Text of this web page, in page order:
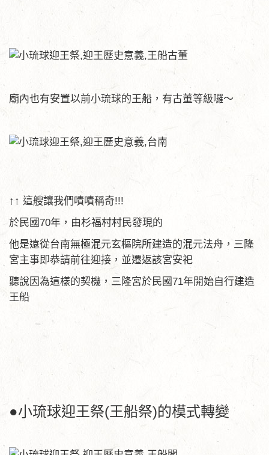
廟內也有安置以前小琉球的王船，有古董等級囉～
↑↑ 這艘讓我們嘖嘖稱奇!!!
於民國70年，由杉福村村民發現的
他是遠從台南無極混元玄樞院所建造的混元法舟，三隆
宮主事即恭請前往迎接，並遷返該宮安祀
聽說因為這樣的契機，三隆宮於民國71年開始自行建造
王船
●小琉球迎王祭(王船祭)的模式轉變